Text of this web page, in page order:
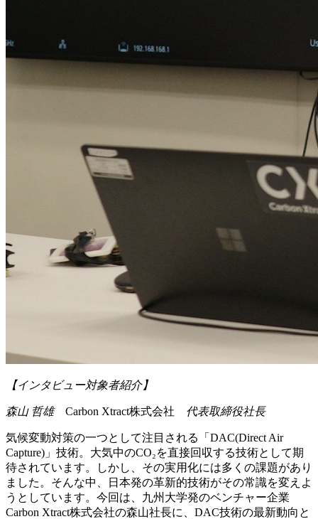
【インタビュー対象者紹介】
森山 哲雄 Carbon Xtract株式会社 代表取締役社長
気候変動対策の一つとして注目される「DAC(Direct Air
Capture)」技術。大気中のCO₂を直接回収する技術として期
待されています。しかし、その実用化には多くの課題があり
ました。そんな中、日本発の革新的技術がその常識を変えよ
うとしています。今回は、九州大学発のベンチャー企業
Carbon Xtract株式会社の森山社長に、DAC技術の最新動向と